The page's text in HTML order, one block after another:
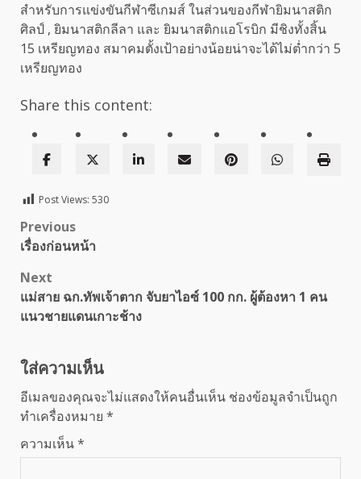
สำหรับการแข่งขันกีฬาซีเกมส์ ในส่วนของกีฬายิมนาสติก
ศิลป์ , ยิมนาสติกลีลา และ ยิมนาสติกแอโรบิก มีชิงทั้งสิ้น
15 เหรียญทอง สมาคมตั้งเป้าอย่างน้อยน่าจะได้ไม่ต่ำกว่า 5
เหรียญทอง
Share this content:
Post Views: 530
Post
Previous
เรื่องก่อนหน้า
Next
แม่สาย ฉก.ทัพเจ้าตาก จับยาไอซ์ 100 กก. ผู้ต้องหา 1 คน
แนวชายแดนเกาะช้าง
ใส่ความเห็น
อีเมลของคุณจะไม่แสดงให้คนอื่นเห็น ช่องข้อมูลจำเป็นถูก
ทำเครื่องหมาย *
ความเห็น*